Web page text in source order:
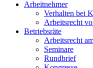
Arbeitnehmer
Verhalten bei
Arbeitsrecht
Betriebsräte
Arbeitsrecht
Seminare
Rundbrief